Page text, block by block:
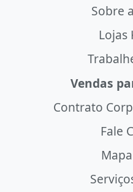
Sobre
Lojas
Vendas
Contrato
Fale